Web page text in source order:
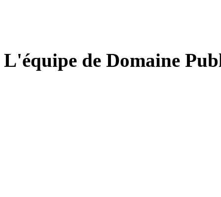
L'équipe de Domaine